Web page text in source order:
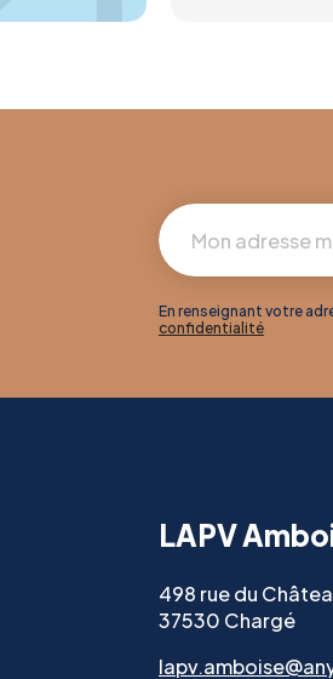
En renseignant votre
confidentialité
LAPV
498 rue du
37530 Chargé